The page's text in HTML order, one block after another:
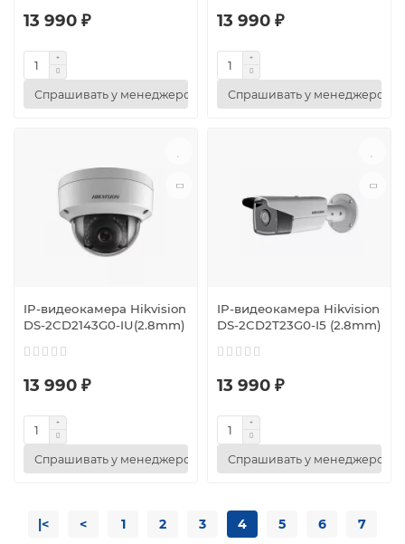
13 990 ₽
Спрашивать у менеджеров
13 990 ₽
Спрашивать у менеджеров
IP-видеокамера Hikvision
DS-2CD2143G0-IU(2.8mm)
13 990 ₽
Спрашивать у менеджеров
IP-видеокамера Hikvision
DS-2CD2T23G0-I5 (2.8mm)
13 990 ₽
Спрашивать у менеджеров
|< < 1 2 3 4 5 6 7